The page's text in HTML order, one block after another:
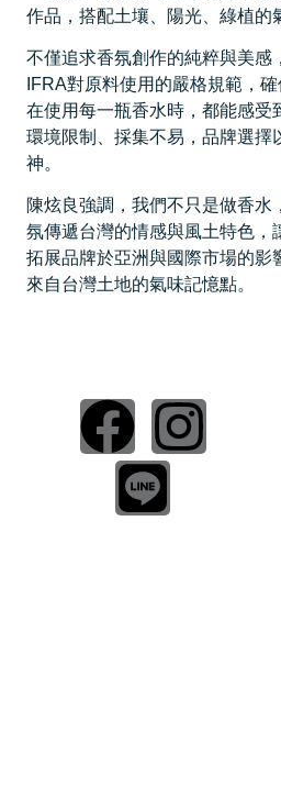
作品，搭配土壤、陽光、綠植的
不僅追求香氛創作的純粹與美感
IFRA對原料使用的嚴格規範，
在使用每一瓶香水時，都能感
環境限制、採集不易，品牌選擇
神。
陳炫良強調，我們不只是做香
氛傳遞台灣的情感與風土特色
拓展品牌於亞洲與國際市場的影
來自台灣土地的氣味記憶點。